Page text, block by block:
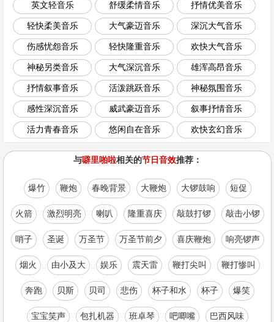
英文轻音乐 舒缓柔情音乐 抒情优美音乐
轻快柔美音乐 大气豪迈音乐 深沉大气音乐
伤感忧怨音乐 轻快隆重音乐 欢快大气音乐
神秘另类音乐 大气深沉音乐 雄浑高昂音乐
抒情叙事音乐 活泼跳跃音乐 神秘氛围音乐
感性深沉音乐 威武豪迈音乐 叙事抒情音乐
活力青春音乐 悠闲自在音乐 欢快玄幻音乐
与噼里啪啦相关的节日音效推荐：
爆竹 鞭炮 春晚背景 大鞭炮 大锣鼓响 短促
火箭 激烈明亮 喇叭 隆重喜庆 敲鼓打锣 敲击小锣
哨子 圣诞 万圣节 万圣节前夕 喜庆鞭炮 响亮锣声
烟火 由小及大 娱乐 震天雷 鞭打尖叫 鞭打惨叫
奔跑 贝斯 贝司 悲伤 杯子和水 杯子 爆笑
宝宝笑声 包扎机器 班卓琴 吧唧嘴 巴西风味